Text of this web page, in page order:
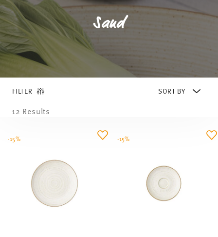
Sand
FILTER
12 Results
-15% -15%